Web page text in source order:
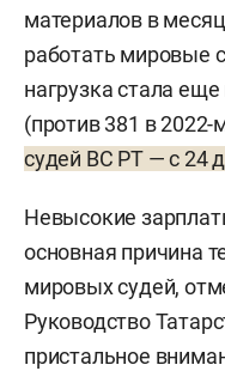
материалов в
работать мировые
нагрузка стала
(против 381 в 2022-
судей ВС РТ — с 24
Невысокие
основная причина
мировых судей,
Руководство
пристальное